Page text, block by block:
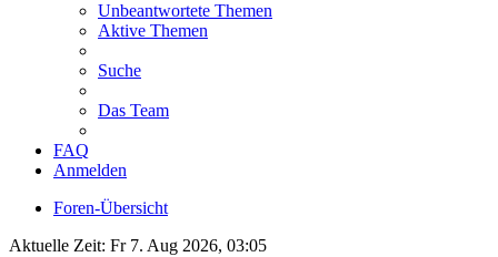
Unbeantwortete Themen
Aktive Themen
Suche
Das Team
FAQ
Anmelden
Foren-Übersicht
Aktuelle Zeit: Fr 7. Aug 2026, 03:05